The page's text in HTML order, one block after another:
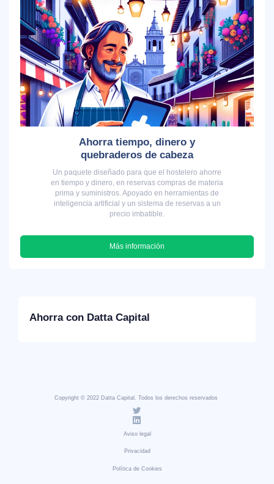
Ahorra tiempo, dinero y
quebraderos de cabeza
Un paquete diseñado para que el hostelero ahorre
en tiempo y dinero, en reservas compras de materia
prima y suministros. Apoyado en herramientas de
inteligencia artificial y un sistema de reservas a un
precio imbatible.
Más información
Ahorra con Datta Capital
Copyright © 2022 Datta Capital. Todos los derechos reservados
Aviso legal
Privacidad
Política de Cookies